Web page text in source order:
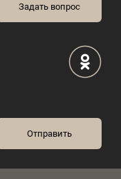
Задать вопрос